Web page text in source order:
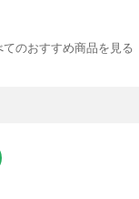
てのおすすめ商品を見る